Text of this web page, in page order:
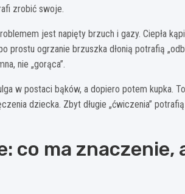
zrobić swoje.
jest napięty brzuch i gazy. Ciepła
prostu ogrzanie brzuszka dłonią potrafią
nie „gorąca”.
w postaci bąków, a dopiero potem kupka.
dziecka. Zbyt długie „ćwiczenia”
co ma znaczenie,